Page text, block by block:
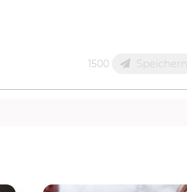
1500 Speichern